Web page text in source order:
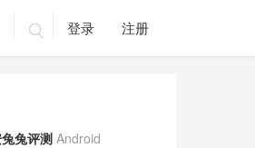
 登录 注册
兔评测 Android